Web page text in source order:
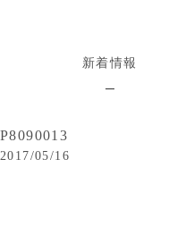
新着情報
P8090013
2017/05/16